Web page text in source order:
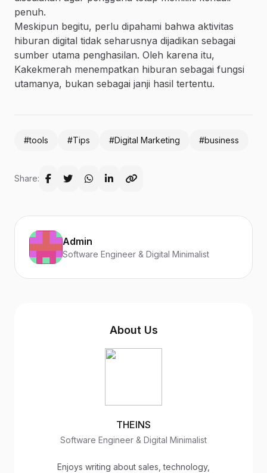
penuh.
Meskipun begitu, perlu dipahami bahwa aktivitas
hiburan digital tidak seharusnya dijadikan sebagai
sumber utama penghasilan. Oleh karena itu,
Kakekmerah menempatkan hiburan sebagai fungsi
utamanya, bukan sebagai janji hasil tertentu.
#tools #Tips #Digital Marketing #business
Share:
Admin
Software Engineer & Digital Minimalist
About Us
THEINS
Software Engineer & Digital Minimalist
Enjoys writing about sales, technology,